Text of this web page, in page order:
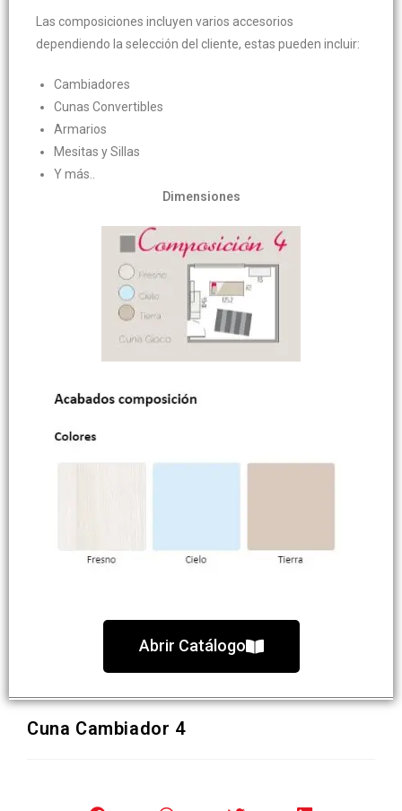
Las composiciones incluyen varios accesorios
dependiendo la selección del cliente, estas pueden incluir:
Cambiadores
Cunas Convertibles
Armarios
Mesitas y Sillas
Y más..
Dimensiones
Abrir Catálogo
Cuna Cambiador 4